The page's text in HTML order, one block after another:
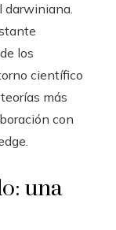
darwiniana.
los
científico
más
con
una